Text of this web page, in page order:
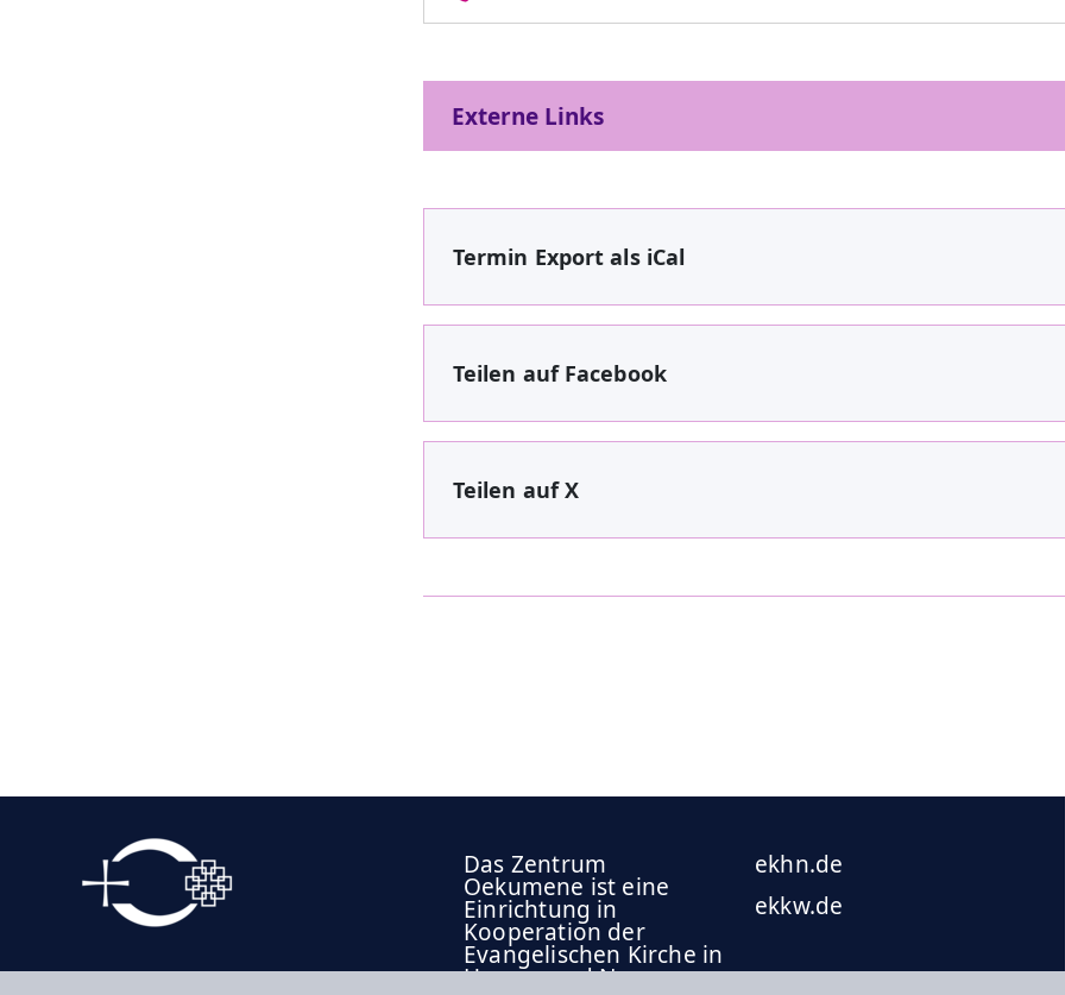
Externe Links
Termin Export als iCal
Teilen auf Facebook
Teilen auf X
Das Zentrum
Oekumene ist eine
Einrichtung in
Kooperation der
Evangelischen Kirche in
Hessen und Nassau
ekhn.de
ekkw.de